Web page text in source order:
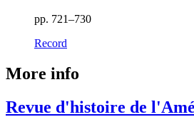
pp. 721–730
Record
More info
Revue d'histoire de